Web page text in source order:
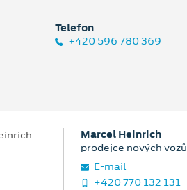
Telefon
+420 596 780 369
Marcel Heinrich
prodejce nových vozů
E‑mail
+420 770 132 131